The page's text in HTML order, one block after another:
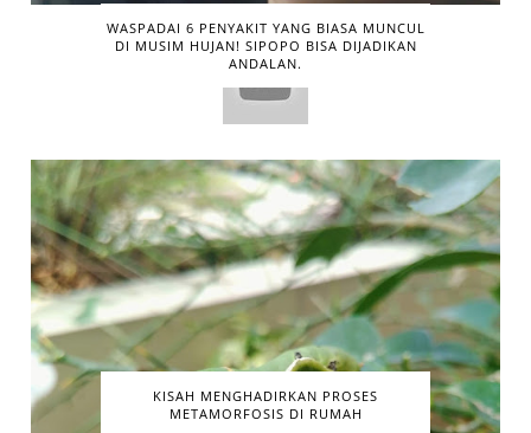
WASPADAI 6 PENYAKIT YANG BIASA MUNCUL
DI MUSIM HUJAN! SIPOPO BISA DIJADIKAN
ANDALAN.
KISAH MENGHADIRKAN PROSES
METAMORFOSIS DI RUMAH